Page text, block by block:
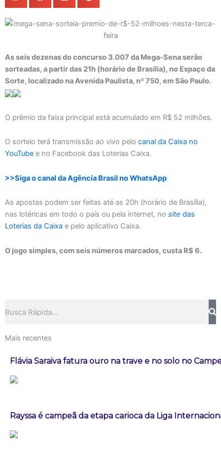
As seis dezenas do concurso 3.007 da Mega-Sena serão
sorteadas, a partir das 21h (horário de Brasília), no Espaço da
Sorte, localizado na Avenida Paulista, nº 750, em São Paulo.
O prêmio da faixa principal está acumulado em R$ 52 milhões.
O sorteio terá transmissão ao vivo pelo canal da Caixa no
YouTube e no Facebook das Loterias Caixa.
>>Siga o canal da Agência Brasil no WhatsApp
As apostas podem ser feitas até as 20h (horário de Brasília),
nas lotéricas em todo o país ou pela internet, no site das
Loterias da Caixa e pelo aplicativo Caixa.
O jogo simples, com seis números marcados, custa R$ 6.
Mais recentes
Flávia Saraiva fatura ouro na trave e no solo no
Rayssa é campeã da etapa carioca da Liga